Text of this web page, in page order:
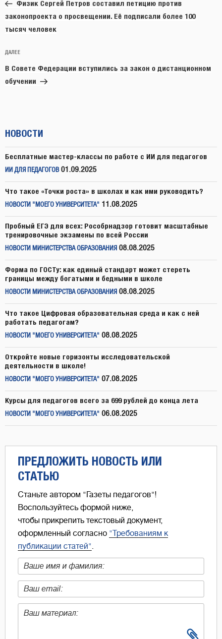
записям
Физик Сергей Петров составил петицию против
законопроекта о просвещении. Её подписали более 100
тысяч человек
Следующая
запись
ДАЛЕЕ
В Совете Федерации вступились за закон о дистанционном
обучении
НОВОСТИ
Бесплатные мастер-классы по работе с ИИ для педагогов
ИИ ДЛЯ ПЕДАГОГОВ 01.09.2025
Что такое «Точки роста» в школах и как ими руководить?
НОВОСТИ "МОЕГО УНИВЕРСИТЕТА" 11.08.2025
Пробный ЕГЭ для всех: Рособрнадзор готовит масштабные
тренировочные экзамены по всей России
НОВОСТИ МИНИСТЕРСТВА ОБРАЗОВАНИЯ 08.08.2025
Форма по ГОСТу: как единый стандарт может стереть
границы между богатыми и бедными в школе
НОВОСТИ МИНИСТЕРСТВА ОБРАЗОВАНИЯ 08.08.2025
Что такое Цифровая образовательная среда и как с ней
работать педагогам?
НОВОСТИ "МОЕГО УНИВЕРСИТЕТА" 08.08.2025
Откройте новые горизонты исследовательской
деятельности в школе!
НОВОСТИ "МОЕГО УНИВЕРСИТЕТА" 07.08.2025
Курсы для педагогов всего за 699 рублей до конца лета
НОВОСТИ "МОЕГО УНИВЕРСИТЕТА" 06.08.2025
ПРЕДЛОЖИТЬ НОВОСТЬ ИЛИ
СТАТЬЮ
Станьте автором "Газеты педагогов"!
Воспользуйтесь формой ниже,
чтобы прикрепить текстовый документ,
оформленный согласно "Требованиям к
публикации статей".